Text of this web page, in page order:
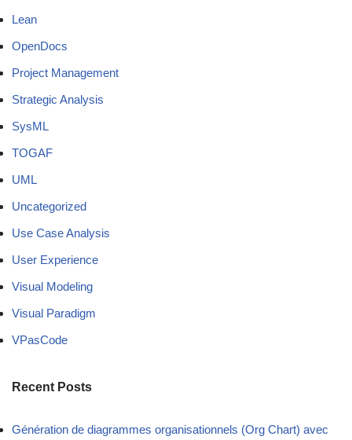
Lean
OpenDocs
Project Management
Strategic Analysis
SysML
TOGAF
UML
Uncategorized
Use Case Analysis
User Experience
Visual Modeling
Visual Paradigm
VPasCode
Recent Posts
Génération de diagrammes organisationnels (Org Chart) avec